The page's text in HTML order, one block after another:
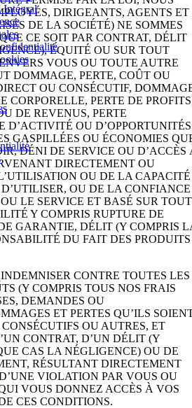
Intégral
DIRIGEANTS, AGENTS ET
DE LA SOCIÉTÉ) NE SOMMES
CE SOIT PAR CONTRAT, DÉLIT
ÉQUITÉ OU SUR TOUT
VOUS OU TOUTE AUTRE
DOMMAGE, PERTE, COÛT OU
OU CONSÉCUTIF,
CORPORELLE, PERTE DE
DE REVENUS, PERTE
D’ACTIVITÉ OU D’OPPORTUNITÉS
GASPILLÉES OU ÉCONOMIES
DÉNI DE SERVICE OU D’ACCÈS
DIRECTEMENT OU
OU DE LA CAPACITÉ
OU DE LA CONFIANCE
LE SERVICE ET BASÉ SUR TOUT
Y COMPRIS RUPTURE DE
GARANTIE, DÉLIT (Y COMPRIS
DU FAIT DES PRODUITS
CONTRE TOUTES LES
(Y COMPRIS TOUS NOS FRAIS
DEMANDES OU
ET PERTES QU’ILS
OU AUTRES, ET
CONTRAT, D’UN DÉLIT (Y
CAS LA NÉGLIGENCE) OU DE
RÉSULTANT DIRECTEMENT
VIOLATION PAR VOUS OU
VOUS DONNEZ ACCÈS À VOS
CES CONDITIONS.